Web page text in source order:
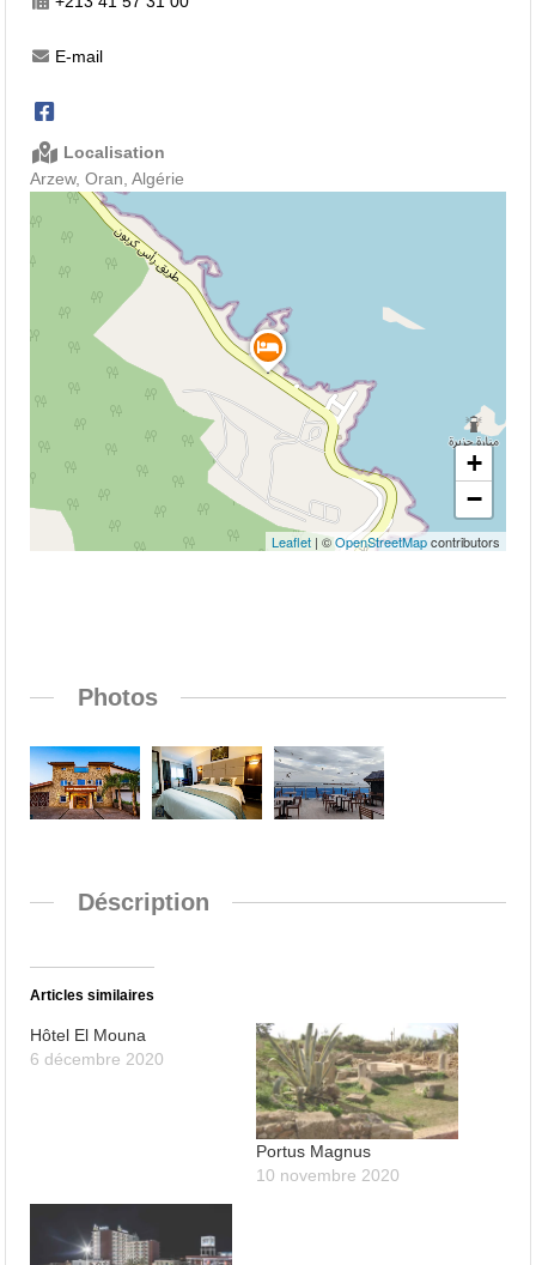
E-mail
Localisation
Arzew, Oran, Algérie
+
−
Leaflet| ©OpenStreetMapcontributors
Photos
Déscription
Articles similaires
Hôtel El Mouna
6 décembre 2020
Portus Magnus
10 novembre 2020